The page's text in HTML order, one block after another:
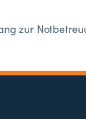
zur